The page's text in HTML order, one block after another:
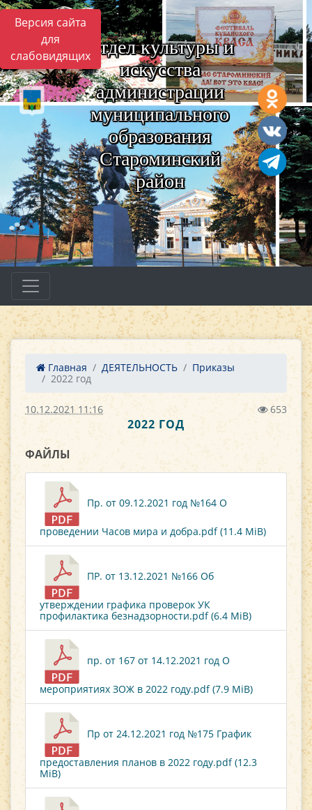
Версия сайта
для
слабовидящих Отдел культуры и
искусства
администрации
муниципального
образования
Староминский
район
Главная ДЕЯТЕЛЬНОСТЬ
Приказы
2022 год
10.12.2021 11:16 653
2022 ГОД
ФАЙЛЫ
Пр. от 09.12.2021 год №164 О
проведении Часов мира и добра.pdf (11.4 MiB)
ПР. от 13.12.2021 №166 Об
утверждении графика проверок УК
профилактика безнадзорности.pdf (6.4 MiB)
пр. от 167 от 14.12.2021 год О
мероприятиях ЗОЖ в 2022 году.pdf (7.9 MiB)
Пр от 24.12.2021 год №175 График
предоставления планов в 2022 году.pdf (12.3
MiB)